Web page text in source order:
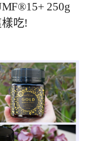
250g
吃!